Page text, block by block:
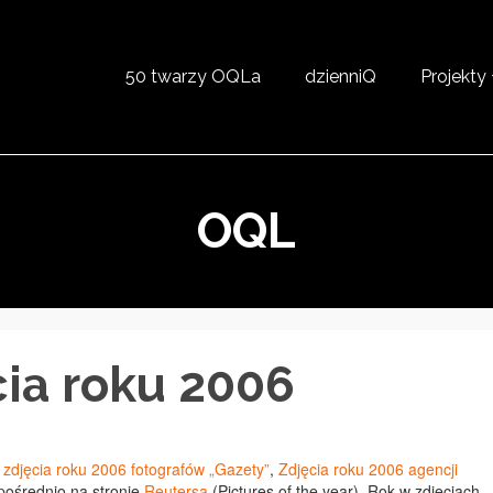
50 twarzy OQLa dzienniQ Projekty
OQL
roku 2006
roku 2006 fotografów „Gazety”, Zdjęcia roku 2006 agencji